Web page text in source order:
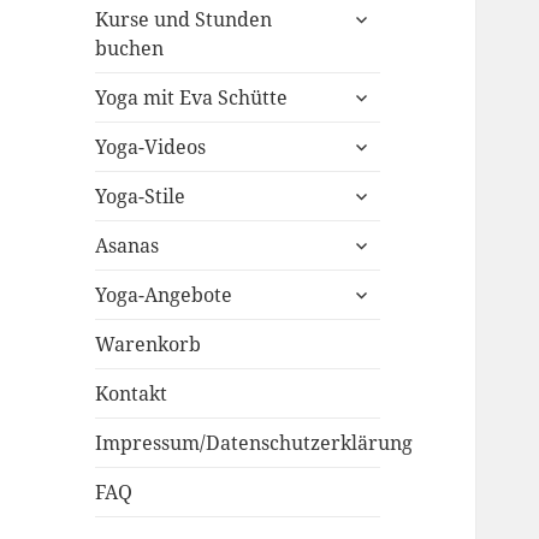
Kurse und Stunden
buchen
untermenü
Yoga mit Eva Schütte
untermenü
Yoga-Videos
untermenü
Yoga-Stile
untermenü
Asanas
untermenü
Yoga-Angebote
untermenü
Warenkorb
Kontakt
Impressum/Datenschutzerklärung
FAQ